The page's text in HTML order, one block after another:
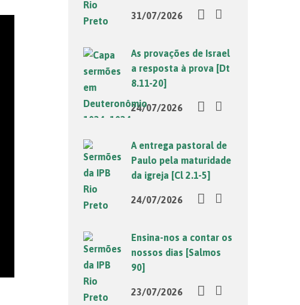
31/07/2026
As provações de Israel
a resposta à prova [Dt
8.11-20]
24/07/2026
A entrega pastoral de
Paulo pela maturidade
da igreja [Cl 2.1-5]
24/07/2026
Ensina-nos a contar os
nossos dias [Salmos
90]
23/07/2026